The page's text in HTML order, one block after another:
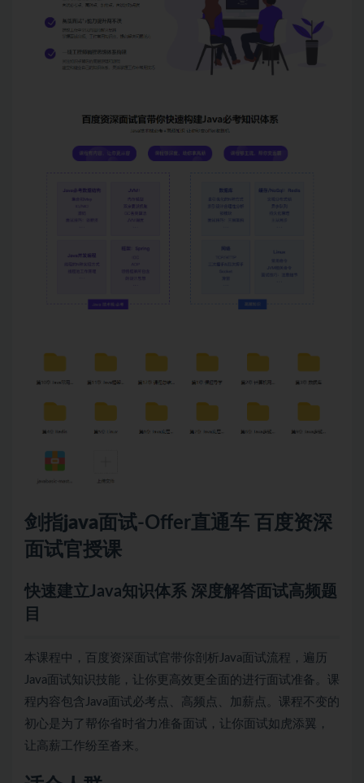
剑指java面试-Offer直通车 百度资深
面试官授课
快速建立Java知识体系 深度解答面试高频题
目
本课程中，百度资深面试官带你剖析Java面试流程，遍历
Java面试知识技能，让你更高效更全面的进行面试准备。课
程内容包含Java面试必考点、高频点、加薪点。课程不变的
初心是为了帮你省时省力准备面试，让你面试如虎添翼，
让高薪工作纷至沓来。